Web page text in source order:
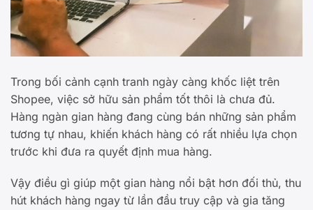
Trong bối cảnh cạnh tranh ngày càng khốc liệt trên
Shopee, việc sở hữu sản phẩm tốt thôi là chưa đủ.
Hàng ngàn gian hàng đang cùng bán những sản phẩm
tương tự nhau, khiến khách hàng có rất nhiều lựa chọn
trước khi đưa ra quyết định mua hàng.
Vậy điều gì giúp một gian hàng nổi bật hơn đối thủ, thu
hút khách hàng ngay từ lần đầu truy cập và gia tăng